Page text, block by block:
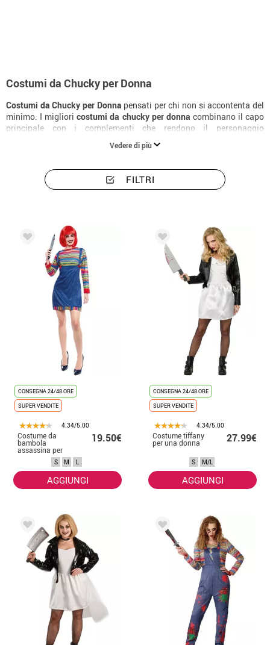
Costumi da Chucky per Donna
Costumi da Chucky per Donna pensati per chi non si accontenta del
minimo. I miglioricostumi da chucky per donna combinano il capo
principale con i complementi che rendono il personaggio
riconoscibile all'istante. Scopri tutta la collezione di
per donna e trova la versione perfetta per il tuo Halloween.
Vedere di più
FILTRI
CONSEGNA 24/48 ORE
SUPER VENDITE
4.34/5.00
Costume da
bambola
assassina per
19.50€
S M L
AGGIUNGI
CONSEGNA 24/48 ORE
SUPER VENDITE
4.34/5.00
Costume tiffany
per una donna 27.99€
S M/L
AGGIUNGI